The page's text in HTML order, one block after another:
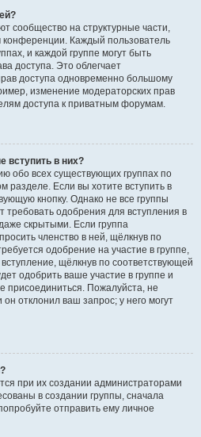
сообщество на структурные части,
Каждый пользователь
и каждой группе могут быть
доступа. Это облегчает
доступа одновременно большому
изменение модераторских прав
доступа к приватным форумам.
вступить в них?
обо всех существующих группах по
разделе. Если вы хотите вступить в
кнопку. Однако не все группы
одобрения для вступления в
скрытыми. Если группа
членство в ней, щёлкнув по
одобрение на участие в группе,
щёлкнув по соответствующей
одобрить ваше участие в группе и
присоединиться. Пожалуйста, не
отклонил ваш запрос; у него могут
при их создании администраторами
в создании группы, сначала
отправить ему личное